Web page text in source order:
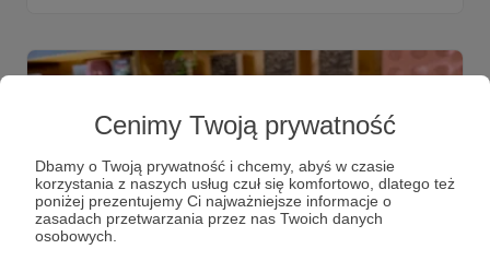
Cenimy Twoją prywatność
Dbamy o Twoją prywatność i chcemy, abyś w czasie
korzystania z naszych usług czuł się komfortowo, dlatego też
poniżej prezentujemy Ci najważniejsze informacje o
zasadach przetwarzania przez nas Twoich danych
osobowych.